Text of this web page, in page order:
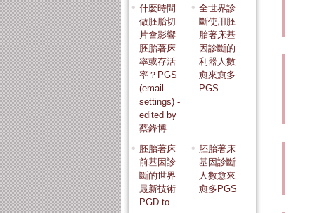
什麼時間
做胚胎切
片會影響
胚胎著床
率或存活
率？PGS
(email
settings) -
edited by
蔡鋒博
全世界診
斷使用胚
胎著床基
因診斷的
利器人數
愈來愈多
PGS
胚胎著床
前基因診
斷的世界
最新技術
PGD to
胚胎著床
基因診斷
人數愈來
愈多PGS